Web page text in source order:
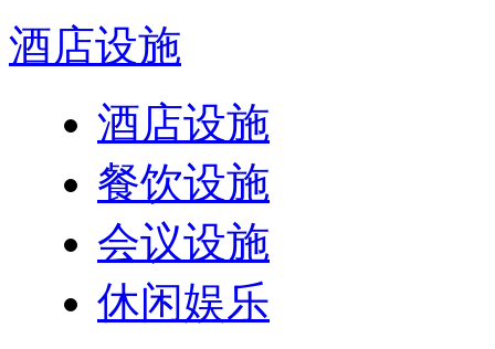
酒店设施
酒店设施
餐饮设施
会议设施
休闲娱乐